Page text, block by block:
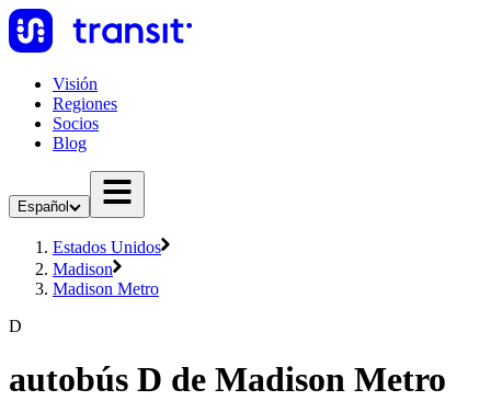
Visión
Regiones
Socios
Blog
Español
Estados Unidos
Madison
Madison Metro
D
autobús D de Madison Metro